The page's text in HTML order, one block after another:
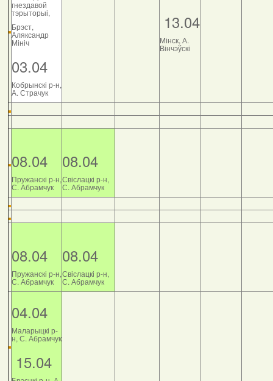
гнездавой
тэрыторыі,
Брэст,
Аляксандр
Мініч
03.04
Кобрынскі р-н,
А. Страчук
13.04
Мінск, А.
Вінчэўскі
08.04
Пружанскі р-н,
С. Абрамчук
08.04
Свіслацкі р-н,
С. Абрамчук
08.04
Пружанскі р-н,
С. Абрамчук
08.04
Свіслацкі р-н,
С. Абрамчук
04.04
Маларыцкі р-
н, С. Абрамчук
15.04